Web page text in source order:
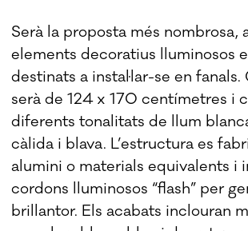
Serà la proposta més nombrosa,
elements decoratius lluminosos
destinats a instal·lar-se en
serà de 124 x 170 centímetres i
diferents tonalitats de llum
càlida i blava. L’estructura es
alumini o materials equivalents i
cordons lluminosos “flash” per
brillantor. Els acabats inclouran